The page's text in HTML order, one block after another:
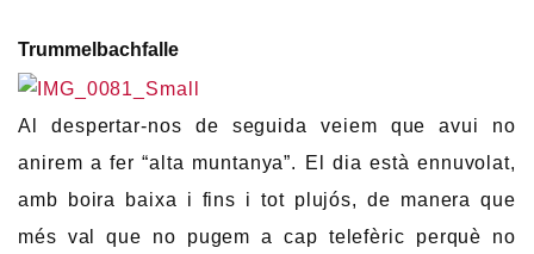
Trummelbachfalle
Al despertar-nos de seguida veiem que avui no
anirem a fer “alta muntanya”. El dia està ennuvolat,
amb boira baixa i fins i tot plujós, de manera que
més val que no pugem a cap telefèric perquè no